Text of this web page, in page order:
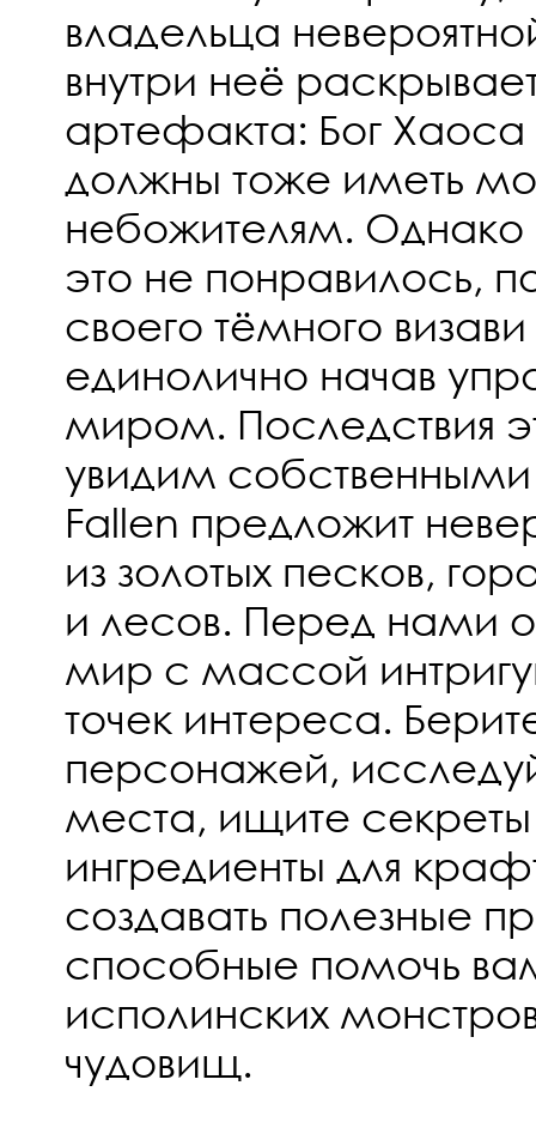
владельца
внутри неё
артефакта: Бог
должны тоже иметь
небожителям. Однако
это не понравилось,
своего тёмного
единолично начав
миром. Последствия
увидим
Fallen предложит
из золотых песков,
и лесов. Перед нами
мир с массой
точек интереса.
персонажей,
места, ищите
ингредиенты для
создавать полезные
способные помочь
исполинских
чудовищ.